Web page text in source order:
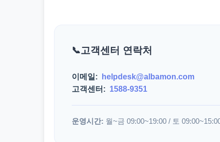
고객센터 연락처
이메일:
helpdesk@albamon.com
고객센터: 1588-9351
운영시간: 월~금 09:00~19:00 / 토